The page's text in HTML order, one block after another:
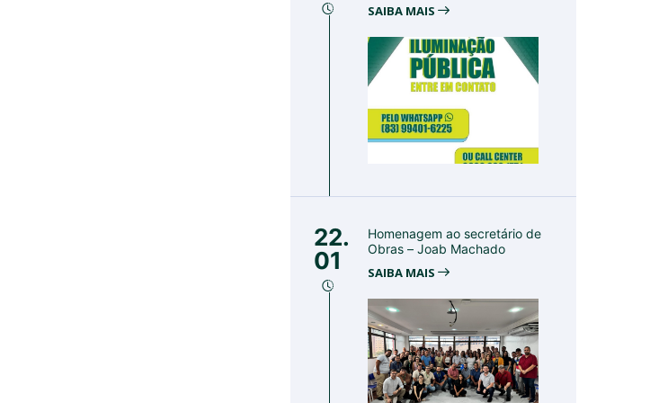
SAIBA MAIS
22.
01
Homenagem ao secretário de
Obras – Joab Machado
SAIBA MAIS